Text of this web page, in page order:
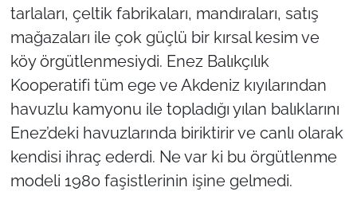
tarlaları, çeltik fabrikaları, mandıraları, satış
mağazaları ile çok güçlü bir kırsal kesim ve
köy örgütlenmesiydi. Enez Balıkçılık
Kooperatifi tüm ege ve Akdeniz kıyılarından
havuzlu kamyonu ile topladığı yılan balıklarını
Enez’deki havuzlarında biriktirir ve canlı olarak
kendisi ihraç ederdi. Ne var ki bu örgütlenme
modeli 1980 faşistlerinin işine gelmedi.